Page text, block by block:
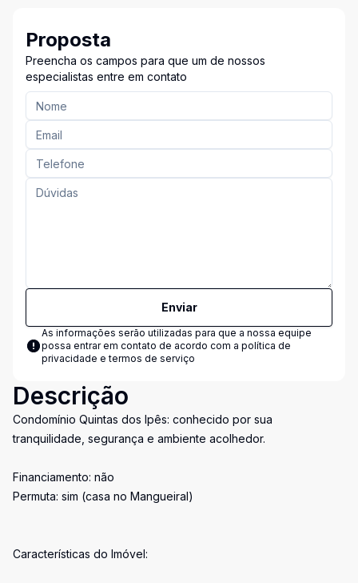
Proposta
Preencha os campos para que um de nossos
especialistas entre em contato
Enviar
As informações serão utilizadas para que a nossa equipe
possa entrar em contato de acordo com a política de
privacidade e termos de serviço
Descrição
Condomínio Quintas dos Ipês: conhecido por sua
tranquilidade, segurança e ambiente acolhedor.
Financiamento: não
Permuta: sim (casa no Mangueiral)
Características do Imóvel: